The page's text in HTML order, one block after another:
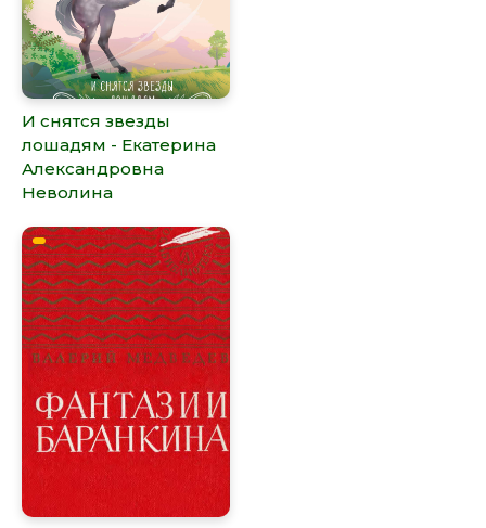
И снятся звезды
лошадям - Екатерина
Александровна
Неволина